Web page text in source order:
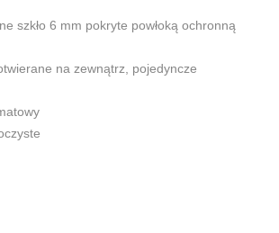
szkło 6 mm pokryte powłoką ochronną
na zewnątrz, pojedyncze